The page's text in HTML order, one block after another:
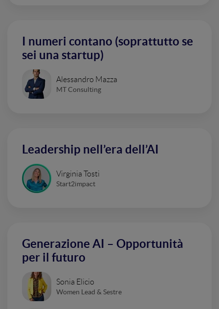
I numeri contano (soprattutto se
sei una startup)
Alessandro Mazza
MT Consulting
Leadership nell’era dell’AI
Virginia Tosti
Start2impact
Generazione AI – Opportunità
per il futuro
Sonia Elicio
Women Lead & Sestre